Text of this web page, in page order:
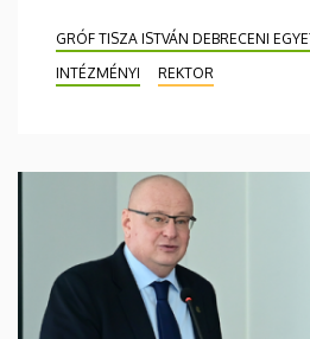
GRÓF TISZA ISTVÁN DEBRECENI
INTÉZMÉNYI
REKTOR